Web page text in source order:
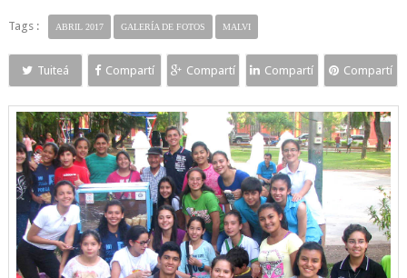
Tags : ABRIL 2017 GALERÍA DE FOTOS MALVI
Tuiteá Compartí Compartí Compartí Compartí